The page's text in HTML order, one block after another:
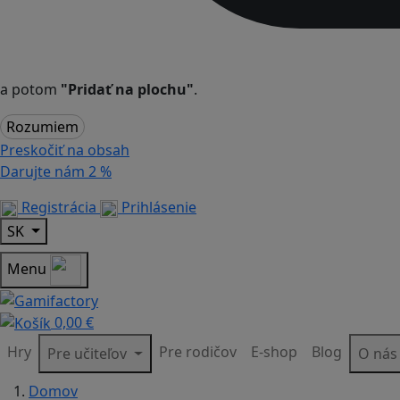
a potom "Pridať na plochu".
Rozumiem
Preskočiť na obsah
Darujte nám 2 %
Registrácia
Prihlásenie
SK
Menu
0,00 €
Hry
Pre učiteľov Pre rodičov E-shop Blog
O nás
Domov